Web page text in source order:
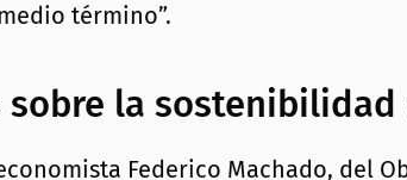
término”.
sobre la
Federico Machado, del